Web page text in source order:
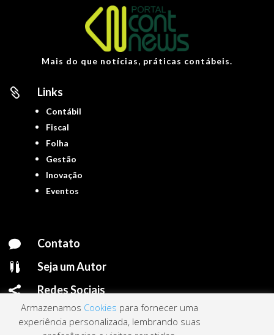
Mais do que notícias, práticas contábeis.
 Links
Contábil
Fiscal
Folha
Gestão
Inovação
Eventos
 Contato
 Seja um Autor
 Redes Sociais
Armazenamos Cookies para fornecer uma
experiência personalizada, lembrando suas